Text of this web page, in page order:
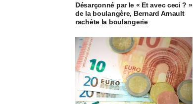
Désarçonné par le « Et avec ceci ? »
de la boulangère, Bernard Arnault
rachète la boulangerie